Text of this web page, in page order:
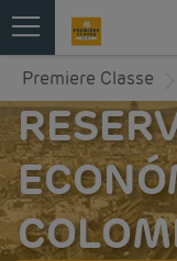
Premiere Classe